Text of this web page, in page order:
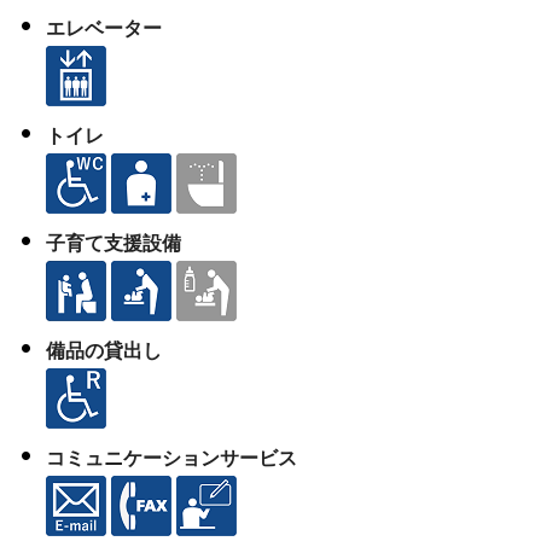
エレベーター
トイレ
子育て支援設備
備品の貸出し
コミュニケーションサービス